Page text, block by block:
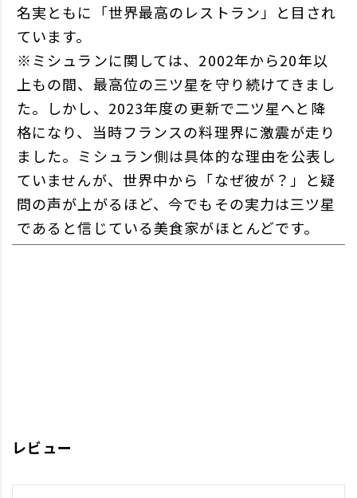
名実ともに「世界最高のレストラン」と目され
ています。
※ミシュランに関しては、2002年から20年以
上もの間、最高位の三ツ星を守り続けてきまし
た。しかし、2023年度の更新で二ツ星へと降
格になり、当時フランスの料理界に激震が走り
ました。ミシュラン側は具体的な理由を公表し
ていませんが、世界中から「なぜ彼が？」と疑
問の声が上がるほど、今でもその実力は三ツ星
であると信じている美食家がほとんどです。
レビュー